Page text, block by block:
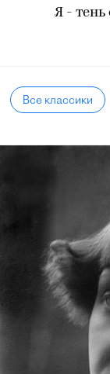
Я - тень
Все классики